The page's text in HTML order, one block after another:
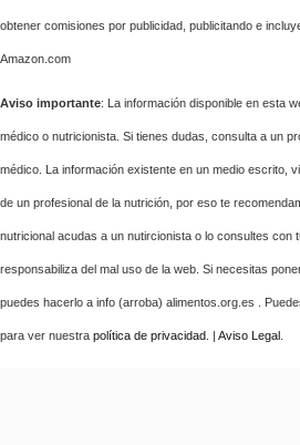
obtener comisiones por publicidad, publicitando e
Amazon.com
Aviso importante: La información disponible en esta
médico o nutricionista. Si tienes dudas, consulta a un
médico. La información existente en un medio escrito,
de un profesional de la nutrición, por eso te
nutricional acudas a un nutircionista o lo consultes con
responsabiliza del mal uso de la web. Si necesitas
puedes hacerlo a info (arroba) alimentos.org.es .
para ver nuestra política de privacidad . | Aviso Legal